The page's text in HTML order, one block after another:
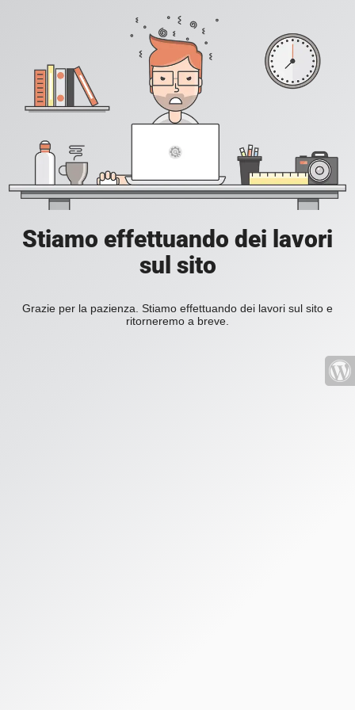
Stiamo effettuando dei lavori
sul sito
Grazie per la pazienza. Stiamo effettuando dei lavori sul sito e
ritorneremo a breve.